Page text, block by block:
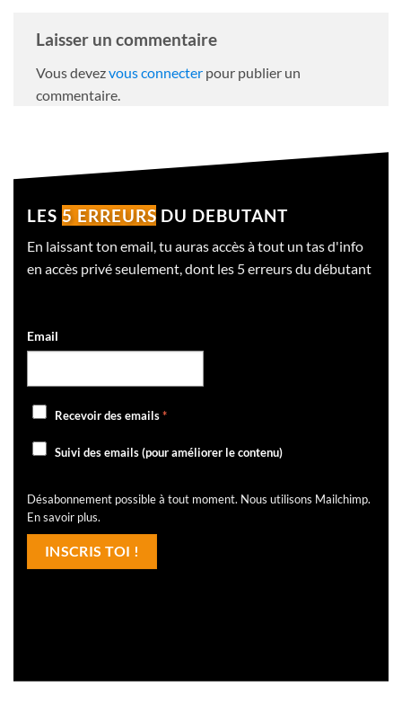
Laisser un commentaire
Vous devezvous connecter pour publier un
commentaire.
LES 5 ERREURS DU DEBUTANT
En laissant ton email, tu auras accès à tout un tas d'info
en accès privé seulement, dont les 5 erreurs du débutant
Email
Recevoir des emails*
Suivi des emails (pour améliorer le contenu)
Désabonnement possible à tout moment. Nous utilisons Mailchimp.
En savoir plus.